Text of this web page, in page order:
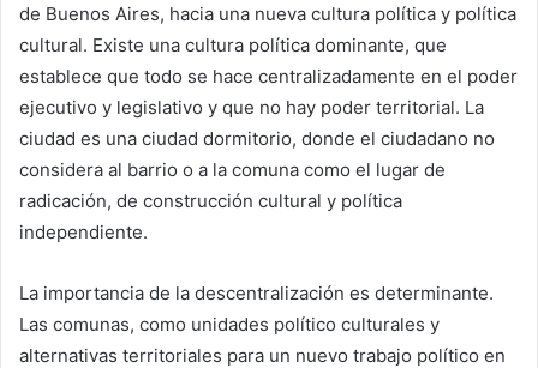
de Buenos Aires, hacia una nueva cultura política y política
cultural. Existe una cultura política dominante, que
establece que todo se hace centralizadamente en el poder
ejecutivo y legislativo y que no hay poder territorial. La
ciudad es una ciudad dormitorio, donde el ciudadano no
considera al barrio o a la comuna como el lugar de
radicación, de construcción cultural y política
independiente.
La importancia de la descentralización es determinante.
Las comunas, como unidades político culturales y
alternativas territoriales para un nuevo trabajo político en